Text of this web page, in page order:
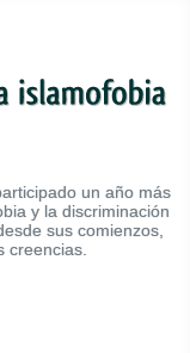
un año más
y la discriminación
sus comienzos,
creencias.